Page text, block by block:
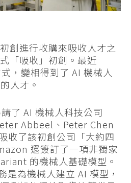
創進行收購來吸收人才之
「吸收」初創。最近
，變相得到了 AI 機械人
人才。
了 AI 機械人科技公司
Abbeel、Peter Chen
收了該初創公司「大約四
還簽訂了一項非獨家
的機械人基礎模型。
是為機械人建立 AI 模型，